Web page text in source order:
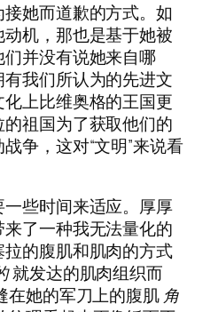
她而道歉的方式。如
机，那也是基于她被
并没有说她来自哪
我们所认为的先进文
上比维奥格的王国更
祖国为了获取他们的
争，这对“文明”来说看
些时间来适应。厚厚
了一种我无法量化的
的腹肌和肌肉的方式
就发达的肌肉组织而
在她的军刀上的腹肌角